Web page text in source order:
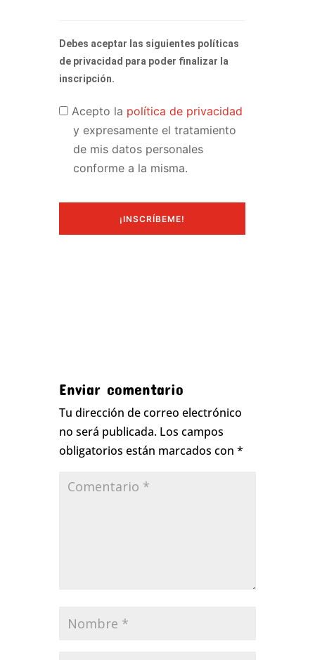
Debes aceptar las siguientes políticas
de privacidad para poder finalizar la
inscripción.
Acepto
terminos
Acepto la política de privacidad
y expresamente el tratamiento
de mis datos personales
conforme a la misma.
Enviar comentario
Tu dirección de correo electrónico
no será publicada. Los campos
obligatorios están marcados con *